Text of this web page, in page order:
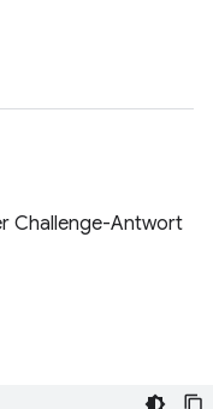
Challenge-Antwort